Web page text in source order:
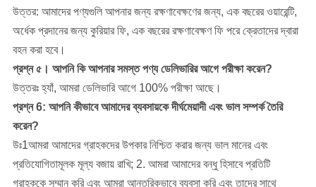
উত্তর: আমাদের পণ্যগুলি আপনার জন্য রক্ষণাবেক্ষণের জন্য, এক বছরের ওয়ারেন্টি,
অর্ধেক প্রদানের জন্য কুরিয়ার ফি, এক বছরের রক্ষণাবেক্ষণ ফি পরে ক্রেতাদের দ্বারা
বহন করা হবে।
প্রশ্ন ৫। আপনি কি আপনার সমস্ত পণ্য ডেলিভারির আগে পরীক্ষা করেন?
উত্তরঃ হ্যাঁ, আমরা ডেলিভারি আগে 100% পরীক্ষা আছে।
প্রশ্ন 6: আপনি কীভাবে আমাদের ব্যবসায়কে দীর্ঘমেয়াদী এবং ভাল সম্পর্ক তৈরি
করেন?
উঃ1আমরা আমাদের গ্রাহকদের উপকার নিশ্চিত করার জন্য ভাল মানের এবং
প্রতিযোগিতামূলক মূল্য বজায় রাখি; 2. আমরা আমাদের বন্ধু হিসাবে প্রতিটি
গ্রাহককে সম্মান করি এবং আমরা আন্তরিকভাবে ব্যবসা করি এবং তাদের সাথে